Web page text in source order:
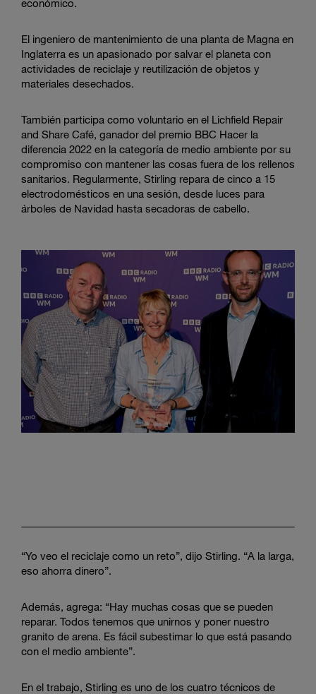
económico.
El ingeniero de mantenimiento de una planta de Magna en
Inglaterra es un apasionado por salvar el planeta con
actividades de reciclaje y reutilización de objetos y
materiales desechados.
También participa como voluntario en el Lichfield Repair
and Share Café, ganador del premio BBC Hacer la
diferencia 2022 en la categoría de medio ambiente por su
compromiso con mantener las cosas fuera de los rellenos
sanitarios. Regularmente, Stirling repara de cinco a 15
electrodomésticos en una sesión, desde luces para
árboles de Navidad hasta secadoras de cabello.
“Yo veo el reciclaje como un reto”, dijo Stirling. “A la larga,
eso ahorra dinero”.
Además, agrega: “Hay muchas cosas que se pueden
reparar. Todos tenemos que unirnos y poner nuestro
granito de arena. Es fácil subestimar lo que está pasando
con el medio ambiente”.
En el trabajo, Stirling es uno de los cuatro técnicos de